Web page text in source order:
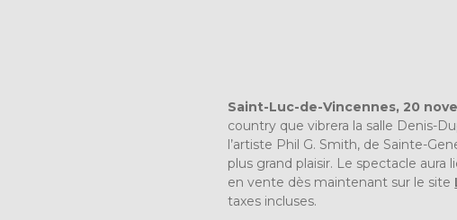
Saint-Luc-de-Vincennes, 20
country que vibrera la salle Denis-
l’artiste Phil G. Smith, de Sainte-
plus grand plaisir. Le spectacle
en vente dès maintenant sur le site
taxes incluses.